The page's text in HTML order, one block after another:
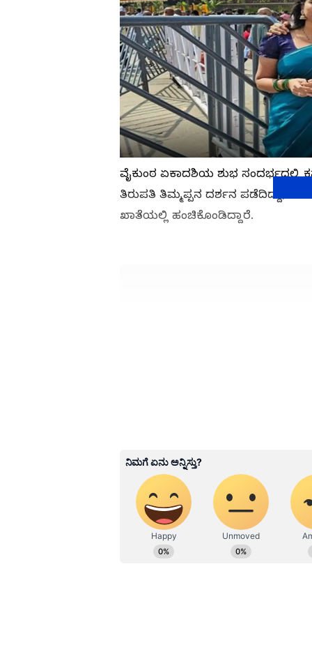
ವೈಕುಂಠ ಏಕಾದಶಿಯ ಶುಭ ಸಂದರ್ಭದಲ್ಲಿ
ತಿರುಪತಿ ತಿಮ್ಮಪ್ಪನ ದರ್ಶನ ಪಡೆದಿದ್ದು,
ಖಾತೆಯಲ್ಲಿ ಹಂಚಿಕೊಂಡಿದ್ದಾರೆ.